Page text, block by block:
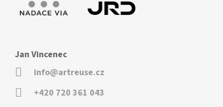
Jan Vincenec
info@artreuse.cz
+420 720 361 043